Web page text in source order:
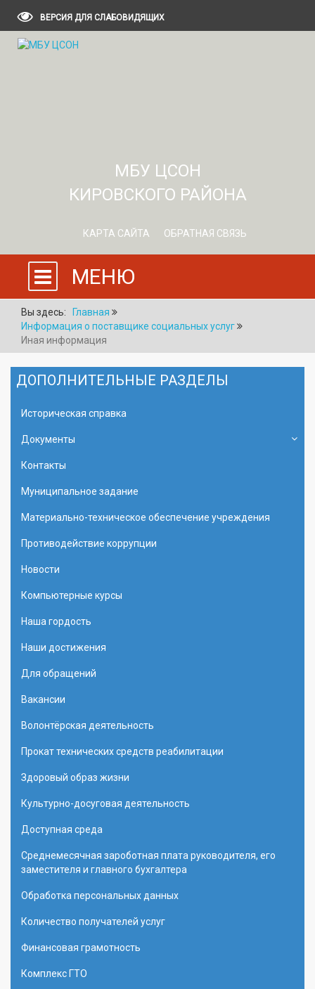
ВЕРСИЯ ДЛЯ СЛАБОВИДЯЩИХ
МБУ ЦСОН
КИРОВСКОГО РАЙОНА
КАРТА САЙТА ОБРАТНАЯ СВЯЗЬ
МЕНЮ
Вы здесь:
Главная
Информация о поставщике социальных услуг
Иная информация
ДОПОЛНИТЕЛЬНЫЕ РАЗДЕЛЫ
Историческая справка
Документы
Контакты
Муниципальное задание
Материально-техническое обеспечение учреждения
Противодействие коррупции
Новости
Компьютерные курсы
Наша гордость
Наши достижения
Для обращений
Вакансии
Волонтёрская деятельность
Прокат технических средств реабилитации
Здоровый образ жизни
Культурно-досуговая деятельность
Доступная среда
Среднемесячная зароботная плата руководителя, его
заместителя и главного бухгалтера
Обработка персональных данных
Количество получателей услуг
Финансовая грамотность
Комплекс ГТО